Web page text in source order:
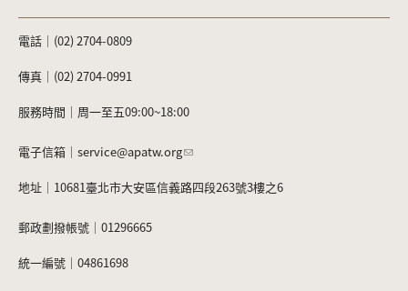
o
電話｜(02) 2704-0809
傳真｜(02) 2704-0991
服務時間｜周一至五09:00~18:00
電子信箱｜ service@apatw.org
地址｜10681臺北市大安區信義路四段263號3樓之6
郵政劃撥帳號｜01296665
統一編號｜04861698